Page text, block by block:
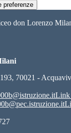
preferenze
don Lorenzo
70021 -
Link